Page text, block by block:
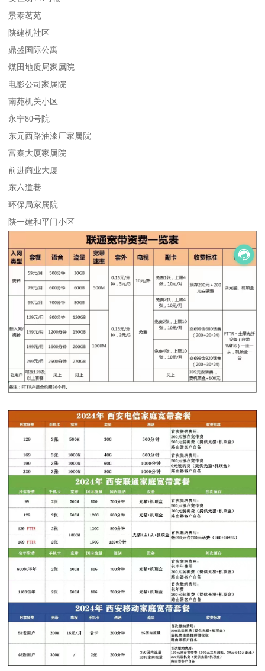
景泰茗苑
陕建机社区
鼎盛国际公寓
煤田地质局家属院
电影公司家属院
南苑机关小区
永宁80号院
东元西路油漆厂家属院
富秦大厦家属院
前进商业大厦
东六道巷
环保局家属院
陕一建和平门小区